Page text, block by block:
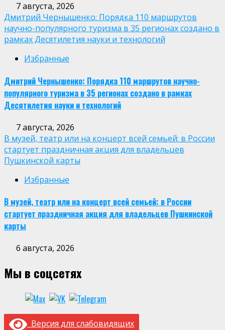
7 августа, 2026
Дмитрий Чернышенко: Порядка 110 маршрутов
научно-популярного туризма в 35 регионах создано в
рамках Десятилетия науки и технологий
Избранные
Дмитрий Чернышенко: Порядка 110 маршрутов научно-
популярного туризма в 35 регионах создано в рамках
Десятилетия науки и технологий
7 августа, 2026
В музей, театр или на концерт всей семьей: в России
стартует праздничная акция для владельцев
Пушкинской карты
Избранные
В музей, театр или на концерт всей семьей: в России
стартует праздничная акция для владельцев Пушкинской
карты
6 августа, 2026
Мы в соцсетях
Версия для слабовидящих